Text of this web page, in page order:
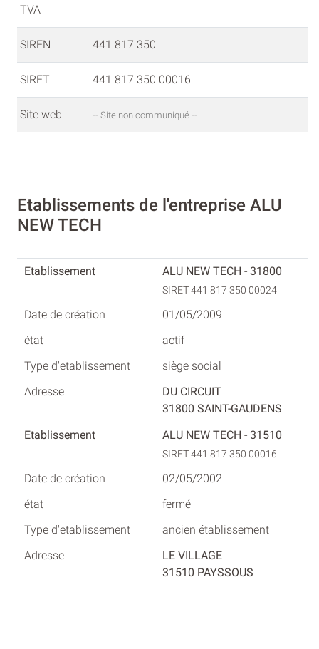
TVA
SIREN 441 817 350
SIRET 441 817 350 00016
Site web -- Site non communiqué --
Etablissements de l'entreprise ALU
NEW TECH
ALU NEW TECH - 31800
SIRET 441 817 350 00024
01/05/2009
actif
siège social
DU CIRCUIT
31800 SAINT-GAUDENS
ALU NEW TECH - 31510
SIRET 441 817 350 00016
02/05/2002
fermé
ancien établissement
LE VILLAGE
31510 PAYSSOUS